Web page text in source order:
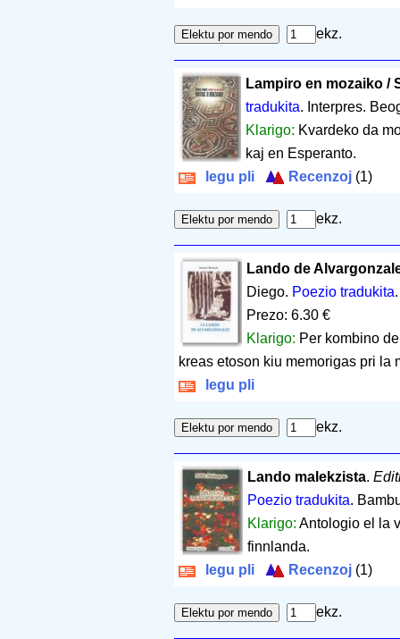
ekz.
Lampiro en mozaiko /
tradukita. Interpres.
Klarigo: Kvardeko da
kaj en Esperanto.
legu pli
Recenzoj (1)
ekz.
Lando de
Diego. Poezio tradukita
Prezo: 6.30 €
Klarigo: Per kombino
kreas etoson kiu memorigas pri la
legu pli
ekz.
Lando malekzista.
Poezio tradukita.
Klarigo: Antologio el la
finnlanda.
legu pli
Recenzoj (1)
ekz.